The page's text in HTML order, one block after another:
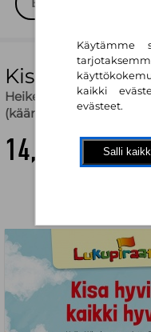
Kisa hyvin,
Heike Wiechmann ,
(käänt.)
14,80 €
Käytämme
kaikki
evästeet.
Salli